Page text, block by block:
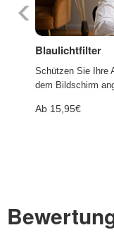
Blaulichtfilter
Schützen Sie Ihre
dem Bildschirm
Ab 15,95€